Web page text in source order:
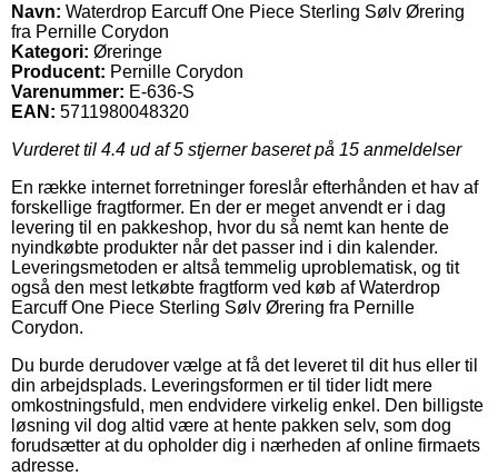
Navn: Waterdrop Earcuff One Piece Sterling Sølv Ørering
fra Pernille Corydon
Kategori: Øreringe
Producent: Pernille Corydon
Varenummer: E-636-S
EAN: 5711980048320
Vurderet til 4.4 ud af 5 stjerner baseret på 15 anmeldelser
En række internet forretninger foreslår efterhånden et hav af
forskellige fragtformer. En der er meget anvendt er i dag
levering til en pakkeshop, hvor du så nemt kan hente de
nyindkøbte produkter når det passer ind i din kalender.
Leveringsmetoden er altså temmelig uproblematisk, og tit
også den mest letkøbte fragtform ved køb af Waterdrop
Earcuff One Piece Sterling Sølv Ørering fra Pernille
Corydon.
Du burde derudover vælge at få det leveret til dit hus eller til
din arbejdsplads. Leveringsformen er til tider lidt mere
omkostningsfuld, men endvidere virkelig enkel. Den billigste
løsning vil dog altid være at hente pakken selv, som dog
forudsætter at du opholder dig i nærheden af online firmaets
adresse.